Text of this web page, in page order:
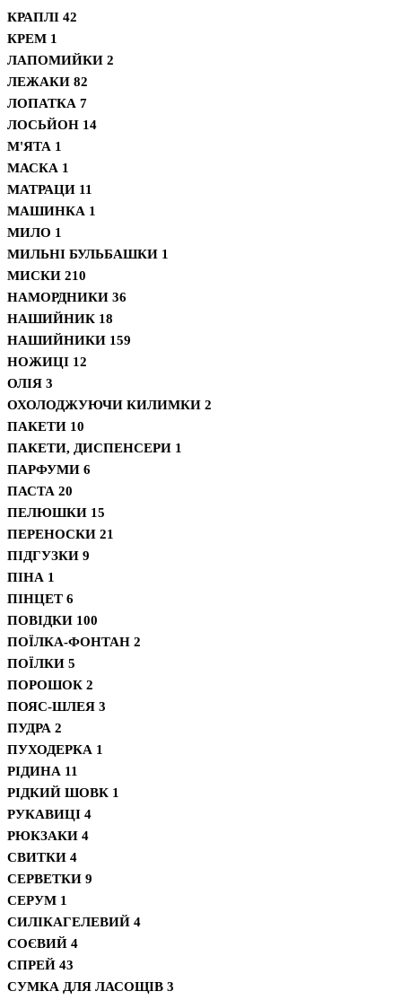
КРАПЛІ 42
КРЕМ 1
ЛАПОМИЙКИ 2
ЛЕЖАКИ 82
ЛОПАТКА 7
ЛОСЬЙОН 14
М'ЯТА 1
МАСКА 1
МАТРАЦИ 11
МАШИНКА 1
МИЛО 1
МИЛЬНІ БУЛЬБАШКИ 1
МИСКИ 210
НАМОРДНИКИ 36
НАШИЙНИК 18
НАШИЙНИКИ 159
НОЖИЦІ 12
ОЛІЯ 3
ОХОЛОДЖУЮЧИ КИЛИМКИ 2
ПАКЕТИ 10
ПАКЕТИ, ДИСПЕНСЕРИ 1
ПАРФУМИ 6
ПАСТА 20
ПЕЛЮШКИ 15
ПЕРЕНОСКИ 21
ПІДГУЗКИ 9
ПІНА 1
ПІНЦЕТ 6
ПОВІДКИ 100
ПОЇЛКА-ФОНТАН 2
ПОЇЛКИ 5
ПОРОШОК 2
ПОЯС-ШЛЕЯ 3
ПУДРА 2
ПУХОДЕРКА 1
РІДИНА 11
РІДКИЙ ШОВК 1
РУКАВИЦІ 4
РЮКЗАКИ 4
СВИТКИ 4
СЕРВЕТКИ 9
СЕРУМ 1
СИЛІКАГЕЛЕВИЙ 4
СОЄВИЙ 4
СПРЕЙ 43
СУМКА ДЛЯ ЛАСОЩІВ 3